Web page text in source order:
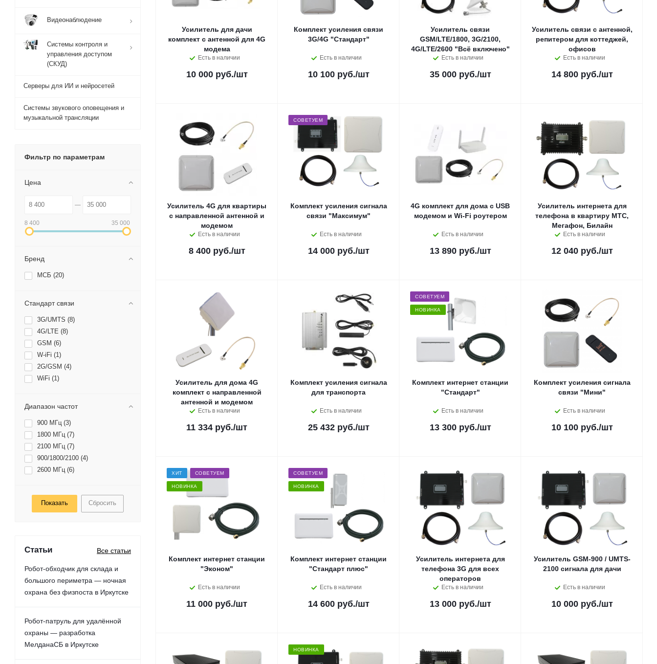
Усилитель для дачи
комплект с антенной для 4G
модема
Есть в наличии
10 000 руб./шт
Комплект усиления связи
3G/4G "Стандарт"
Есть в наличии
10 100 руб./шт
Усилитель связи
GSM/LTE/1800, 3G/2100,
4G/LTE/2600 "Всё включено"
Есть в наличии
35 000 руб./шт
Усилитель связи с антенной,
репитером для коттеджей,
офисов
Есть в наличии
14 800 руб./шт
Усилитель 4G для квартиры
с направленной антенной и
модемом
Есть в наличии
8 400 руб./шт
СОВЕТУЕМ
Комплект усиления сигнала
связи "Максимум"
Есть в наличии
14 000 руб./шт
4G комплект для дома с USB
модемом и Wi-Fi роутером
Есть в наличии
13 890 руб./шт
Усилитель интернета для
телефона в квартиру МТС,
Мегафон, Билайн
Есть в наличии
12 040 руб./шт
Усилитель для дома 4G
комплект с направленной
антенной и модемом
Есть в наличии
11 334 руб./шт
Комплект усиления сигнала
для транспорта
Есть в наличии
25 432 руб./шт
СОВЕТУЕМ
НОВИНКА
Комплект интернет станции
"Стандарт"
Есть в наличии
13 300 руб./шт
Комплект усиления сигнала
связи "Мини"
Есть в наличии
10 100 руб./шт
ХИТ СОВЕТУЕМ
НОВИНКА
Комплект интернет станции
"Эконом"
Есть в наличии
11 000 руб./шт
СОВЕТУЕМ
НОВИНКА
Комплект интернет станции
"Стандарт плюс"
Есть в наличии
14 600 руб./шт
Усилитель интернета для
телефона 3G для всех
операторов
Есть в наличии
13 000 руб./шт
Усилитель GSM-900 / UMTS-
2100 сигнала для дачи
Есть в наличии
10 000 руб./шт
НОВИНКА
Видеонаблюдение
Системы контроля и
управления доступом
(СКУД)
Серверы для ИИ и нейросетей
Системы звукового оповещения и
музыкальной трансляции
Фильтр по параметрам
Цена
8 400 35 000
Бренд
МСБ (20)
Стандарт связи
3G/UMTS (8)
4G/LTE (8)
GSM (6)
W-iFi (1)
2G/GSM (4)
WiFi (1)
Диапазон частот
900 МГц (3)
1800 МГц (7)
2100 МГц (7)
900/1800/2100 (4)
2600 МГц (6)
Сбросить
Статьи Все статьи
Робот-обходчик для склада и
большого периметра — ночная
охрана без физпоста в Иркутске
Робот-патруль для удалённой
охраны — разработка
МелданаСБ в Иркутске